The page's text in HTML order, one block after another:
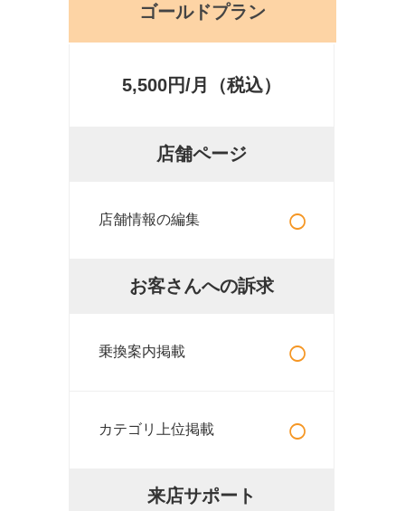
ゴールドプラン
5,500円/月（税込）
店舗ページ
店舗情報の編集 ○
お客さんへの訴求
乗換案内掲載 ○
カテゴリ上位掲載 ○
来店サポート